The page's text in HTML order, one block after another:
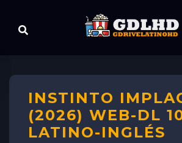
INSTINTO
(2026) WEB-DL
LATINO-INGLÉS